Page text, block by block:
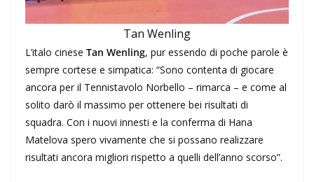
Tan Wenling
L’italo cinese Tan Wenling, pur essendo di poche parole è
sempre cortese e simpatica: “Sono contenta di giocare
ancora per il Tennistavolo Norbello – rimarca – e come al
solito darò il massimo per ottenere bei risultati di
squadra. Con i nuovi innesti e la conferma di Hana
Matelova spero vivamente che si possano realizzare
risultati ancora migliori rispetto a quelli dell’anno scorso”.